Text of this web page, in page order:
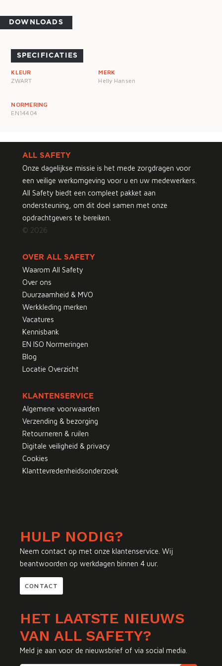
DOWNLOADS
SPECIFICATIES
KLEUR
ZWART
MERK
Helly Hansen
NORMERING
EN14404
ALL SAFETY
Onze dagelijkse missie is het mede zorgdragen voor
een veilige werkomgeving voor u en uw medewerkers.
All Safety biedt een compleet pakket aan
ondersteuning, om dit doel samen met onze
opdrachtgevers te bereiken.
© 2026
OVER ALL SAFETY
Waarom All Safety
Over ons
Duurzaamheid & MVO
Werkkleding merken
Vacatures
Kennisbank
EN ISO Normeringen
Blog
Locatie Overzicht
KLANTENSERVICE
Algemene voorwaarden
Verzending & bezorging
Retourneren & ruilen
Digitale veiligheid & privacy
Cookies
Klanttevredenheidsonderzoek
HULP NODIG?
Neem contact op met onze klantenservice. Wij
beantwoorden op werkdagen binnen 4 uur.
CONTACT
HET LAATSTE NIEUWS
VAN ALL SAFETY?
Meld je aan voor de nieuwsbrief of via social media.